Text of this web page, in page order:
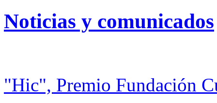
Noticias y comunicados
"Hic", Premio Fundación